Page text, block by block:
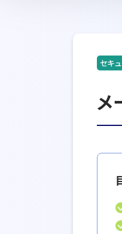
セキ
メ